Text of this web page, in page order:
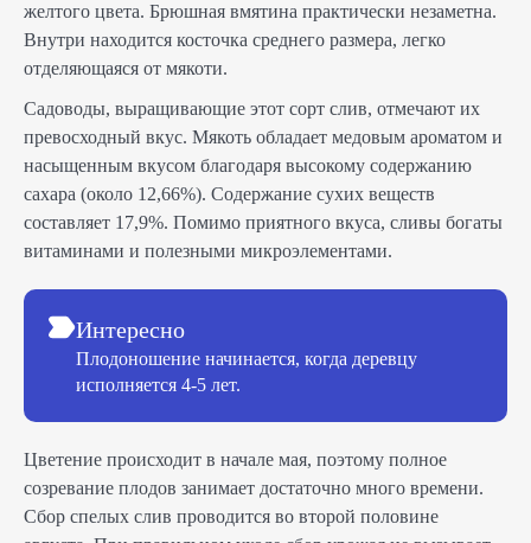
желтого цвета. Брюшная вмятина практически незаметна.
Внутри находится косточка среднего размера, легко
отделяющаяся от мякоти.
Садоводы, выращивающие этот сорт слив, отмечают их
превосходный вкус. Мякоть обладает медовым ароматом и
насыщенным вкусом благодаря высокому содержанию
сахара (около 12,66%). Содержание сухих веществ
составляет 17,9%. Помимо приятного вкуса, сливы богаты
витаминами и полезными микроэлементами.
Интересно
Плодоношение начинается, когда деревцу
исполняется 4-5 лет.
Цветение происходит в начале мая, поэтому полное
созревание плодов занимает достаточно много времени.
Сбор спелых слив проводится во второй половине